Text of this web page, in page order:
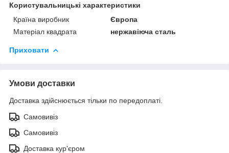
Користувальницькі характеристики
Країна виробник
Європа
Матеріал квадрата
нержавіюча сталь
Приховати
Умови доставки
Доставка здійснюється тільки по передоплаті.
Самовивіз
Самовивіз
Доставка кур'єром